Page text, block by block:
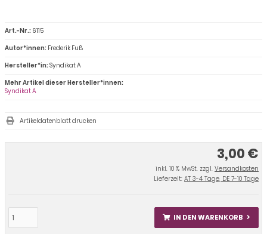
3,00 €
inkl. 10 % MwSt. zzgl. Versandkosten
Lieferzeit: AT 3-4 Tage, DE 7-10 Tage
IN DEN WARENKORB
Art.-Nr.: 6115
Autor*innen: Frederik Fuß
Hersteller*in:Syndikat A
Mehr Artikel dieser Hersteller*innen:
Syndikat A
Artikeldatenblatt drucken